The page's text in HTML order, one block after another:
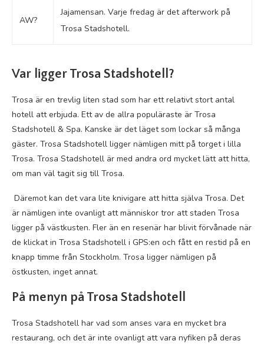
AW?
Jajamensan. Varje fredag är det afterwork på
Trosa Stadshotell.
Var ligger Trosa Stadshotell?
Trosa är en trevlig liten stad som har ett relativt stort antal
hotell att erbjuda. Ett av de allra populäraste är Trosa
Stadshotell & Spa. Kanske är det läget som lockar så många
gäster. Trosa Stadshotell ligger nämligen mitt på torget i lilla
Trosa. Trosa Stadshotell är med andra ord mycket lätt att hitta,
om man väl tagit sig till Trosa.
Däremot kan det vara lite knivigare att hitta själva Trosa. Det
är nämligen inte ovanligt att människor tror att staden Trosa
ligger på västkusten. Fler än en resenär har blivit förvånade när
de klickat in Trosa Stadshotell i GPS:en och fått en restid på en
knapp timme från Stockholm. Trosa ligger nämligen på
östkusten, inget annat.
På menyn på Trosa Stadshotell
Trosa Stadshotell har vad som anses vara en mycket bra
restaurang, och det är inte ovanligt att vara nyfiken på deras